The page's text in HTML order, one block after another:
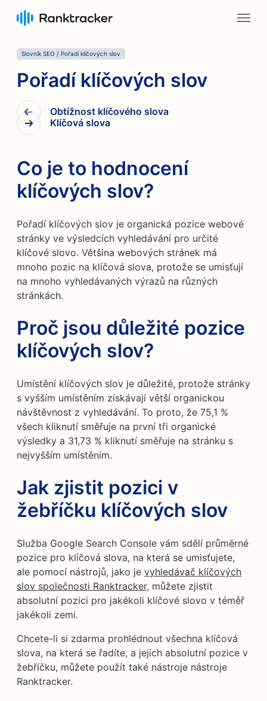
Slovník SEO / Pořadí klíčových slov
Pořadí klíčových slov
Obtížnost klíčového slova
Klíčová slova
Co je to hodnocení
klíčových slov?
Pořadí klíčových slov je organická pozice webové
stránky ve výsledcích vyhledávání pro určité
klíčové slovo. Většina webových stránek má
mnoho pozic na klíčová slova, protože se umisťují
na mnoho vyhledávaných výrazů na různých
stránkách.
Proč jsou důležité pozice
klíčových slov?
Umístění klíčových slov je důležité, protože stránky
s vyšším umístěním získávají větší organickou
návštěvnost z vyhledávání. To proto, že 75,1 %
všech kliknutí směřuje na první tři organické
výsledky a 31,73 % kliknutí směřuje na stránku s
nejvyšším umístěním.
Jak zjistit pozici v
žebříčku klíčových slov
Služba Google Search Console vám sdělí průměrné
pozice pro klíčová slova, na která se umisťujete,
ale pomocí nástrojů, jako je vyhledávač klíčových
slov společnosti Ranktracker, můžete zjistit
absolutní pozici pro jakékoli klíčové slovo v téměř
jakékoli zemi.
Chcete-li si zdarma prohlédnout všechna klíčová
slova, na která se řadíte, a jejich absolutní pozice v
žebříčku, můžete použít také nástroje nástroje
Ranktracker.